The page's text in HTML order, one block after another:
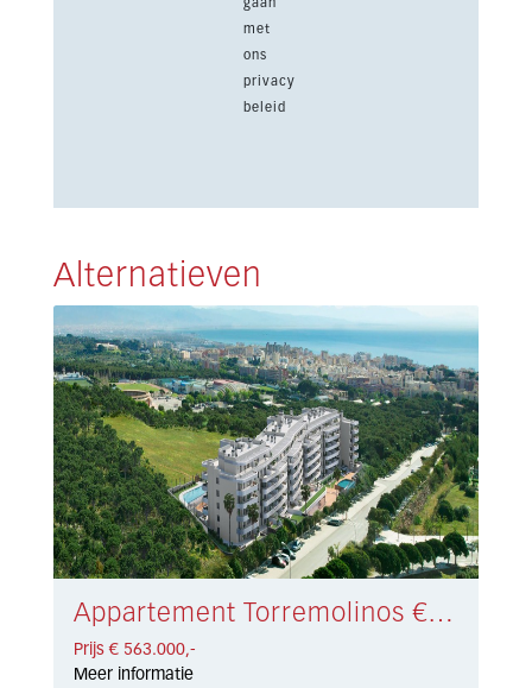
met
ons
privacy
beleid
Alternatieven
Appartement Torremolinos € 563.000,-
Prijs € 563.000,-
Meer informatie